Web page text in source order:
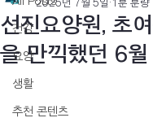
건강
요양
생활
추천 콘텐츠
선진요양원, 초
을 만끽했던 6월
2025년 7월 5일 1분 분량